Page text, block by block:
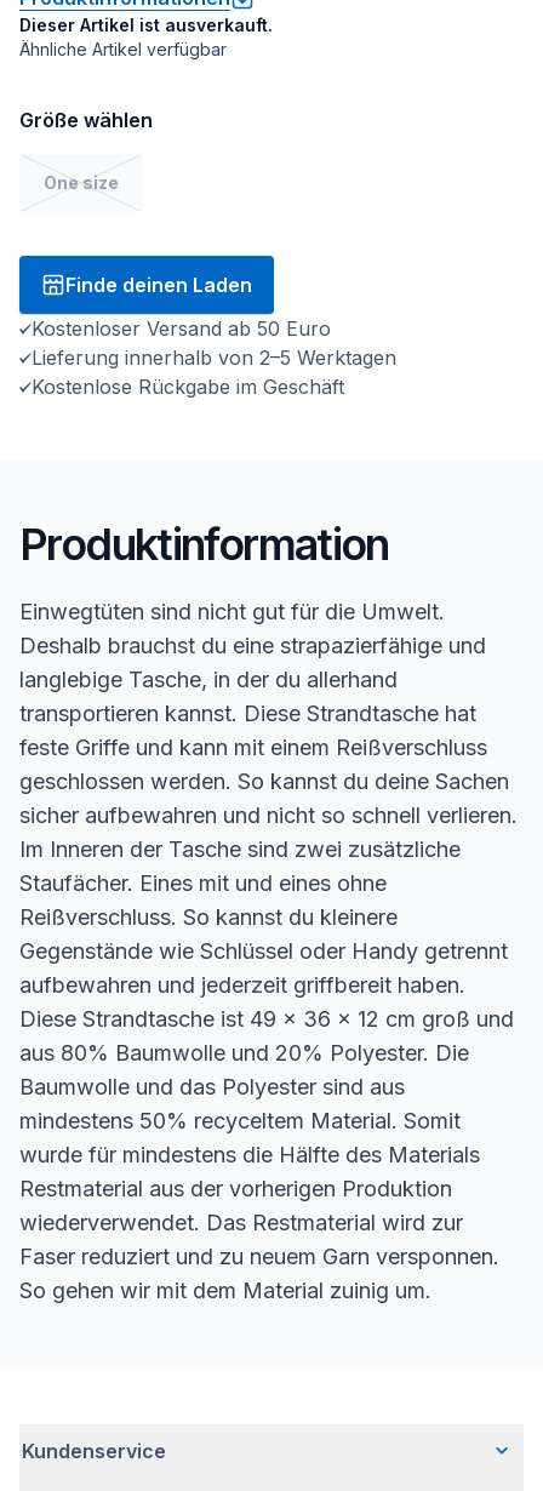
Dieser Artikel ist ausverkauft.
Ähnliche Artikel verfügbar
Größe wählen
One size
Finde deinen Laden
Kostenloser Versand ab 50 Euro
Lieferung innerhalb von 2–5 Werktagen
Kostenlose Rückgabe im Geschäft
Produktinformation
Einwegtüten sind nicht gut für die Umwelt.
Deshalb brauchst du eine strapazierfähige und
langlebige Tasche, in der du allerhand
transportieren kannst. Diese Strandtasche hat
feste Griffe und kann mit einem Reißverschluss
geschlossen werden. So kannst du deine Sachen
sicher aufbewahren und nicht so schnell verlieren.
Im Inneren der Tasche sind zwei zusätzliche
Staufächer. Eines mit und eines ohne
Reißverschluss. So kannst du kleinere
Gegenstände wie Schlüssel oder Handy getrennt
aufbewahren und jederzeit griffbereit haben.
Diese Strandtasche ist 49 x 36 x 12 cm groß und
aus 80% Baumwolle und 20% Polyester. Die
Baumwolle und das Polyester sind aus
mindestens 50% recyceltem Material. Somit
wurde für mindestens die Hälfte des Materials
Restmaterial aus der vorherigen Produktion
wiederverwendet. Das Restmaterial wird zur
Faser reduziert und zu neuem Garn versponnen.
So gehen wir mit dem Material zuinig um.
Kundenservice